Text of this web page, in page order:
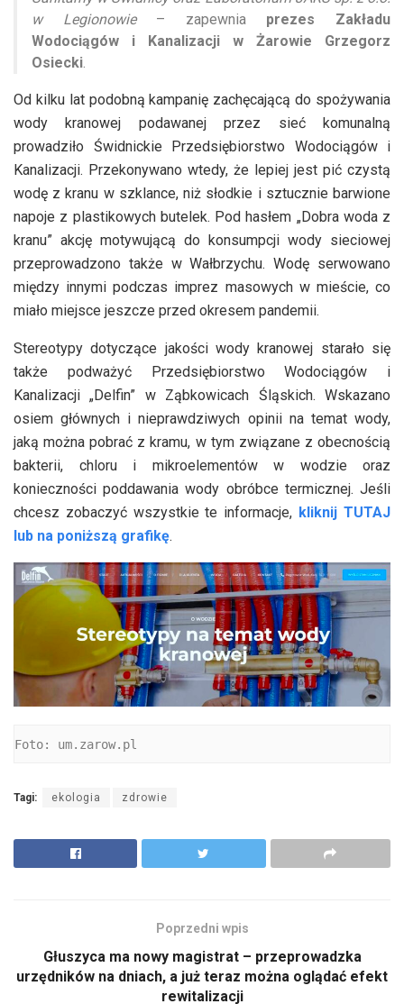
w Legionowie– zapewnia prezes Zakładu
Wodociągów i Kanalizacji w Żarowie Grzegorz
Osiecki
Od kilku lat podobną kampanię zachęcającą do spożywania
wody kranowej podawanej przez sieć komunalną
prowadziło Świdnickie Przedsiębiorstwo Wodociągów i
Kanalizacji. Przekonywano wtedy, że lepiej jest pić czystą
wodę z kranu w szklance, niż słodkie i sztucznie barwione
napoje z plastikowych butelek. Pod hasłem „Dobra woda z
kranu” akcję motywującą do konsumpcji wody sieciowej
przeprowadzono także w Wałbrzychu. Wodę serwowano
między innymi podczas imprez masowych w mieście, co
miało miejsce jeszcze przed okresem pandemii.
Stereotypy dotyczące jakości wody kranowej starało się
także podważyć Przedsiębiorstwo Wodociągów i
Kanalizacji „Delfin” w Ząbkowicach Śląskich. Wskazano
osiem głównych i nieprawdziwych opinii na temat wody,
jaką można pobrać z kramu, w tym związane z obecnością
bakterii, chloru i mikroelementów w wodzie oraz
konieczności poddawania wody obróbce termicznej. Jeśli
chcesz zobaczyć wszystkie te informacje, kliknij TUTAJ
lub na poniższą grafikę.
Foto: um.zarow.pl
Tagi: ekologia zdrowie
Poprzedni wpis
Głuszyca ma nowy magistrat – przeprowadzka
urzędników na dniach, a już teraz można oglądać efekt
rewitalizacji